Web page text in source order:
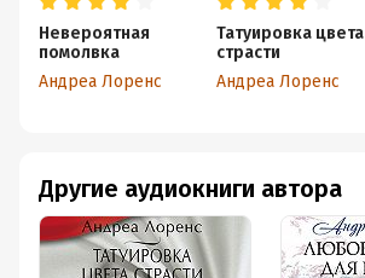
Невероятная
помолвка
Андреа Лоренс
Татуировка цвета
страсти
Андреа Лоренс
Другие аудиокниги автора